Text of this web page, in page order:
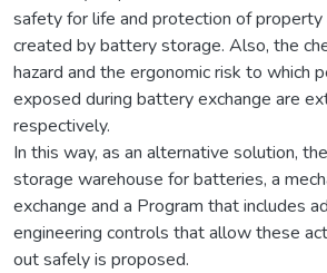
safety for life and protection of property
created by battery storage. Also, the
hazard and the ergonomic risk to which
exposed during battery exchange are
respectively.
In this way, as an alternative solution,
storage warehouse for batteries, a
exchange and a Program that includes
engineering controls that allow these
out safely is proposed.